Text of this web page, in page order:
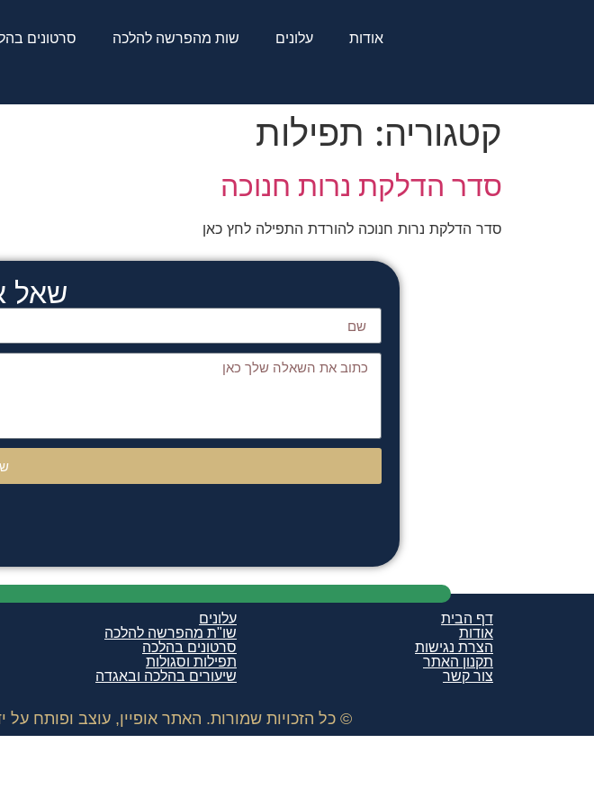
אודות עלונים שות מהפרשה להלכה סרטונים
קטגוריה: תפילות
סדר הדלקת נרות חנוכה
סדר הדלקת נרות חנוכה להורדת התפילה לחץ כאן
שאל
דף הבית
אודות
הצרת נגישות
תקנון האתר
צור קשר
עלונים
שו"ת מהפרשה להלכה
סרטונים בהלכה
תפילות וסגולות
שיעורים בהלכה ובאגדה
© כל הזכויות שמורות. האתר אופיין, עוצב ופותח על ידי